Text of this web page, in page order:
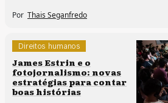
Por Thais Seganfredo
Direitos humanos
Sem categoria
James Estrin e o
fotojornalismo: novas
estratégias para contar
boas histórias